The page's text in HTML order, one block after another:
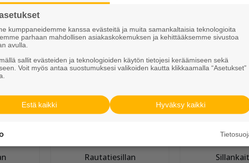
650
L-tukimuurielementit 850
mm
L-
Rautatiesillan
kumppaneidemme kanssa evästeitä ja muita samankaltaisia teknologioita
parhaan mahdollisen asiakaskokemuksen ja kehittääksemme sivustoa
avulla.
sallit evästeiden ja teknologioiden käytön tietojesi keräämiseen sekä
Voit myös antaa suostumuksesi valikoiden kautta klikkaamalla “Asetukset”
Hyväksy kaikki
Estä kaikki